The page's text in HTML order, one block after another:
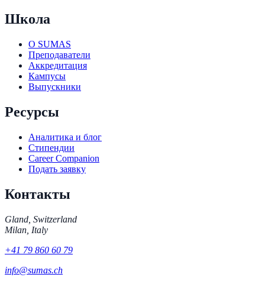
Школа
О SUMAS
Преподаватели
Аккредитация
Кампусы
Выпускники
Ресурсы
Аналитика и блог
Стипендии
Career Companion
Подать заявку
Контакты
Gland, Switzerland
Milan, Italy
+41 79 860 60 79
info@sumas.ch